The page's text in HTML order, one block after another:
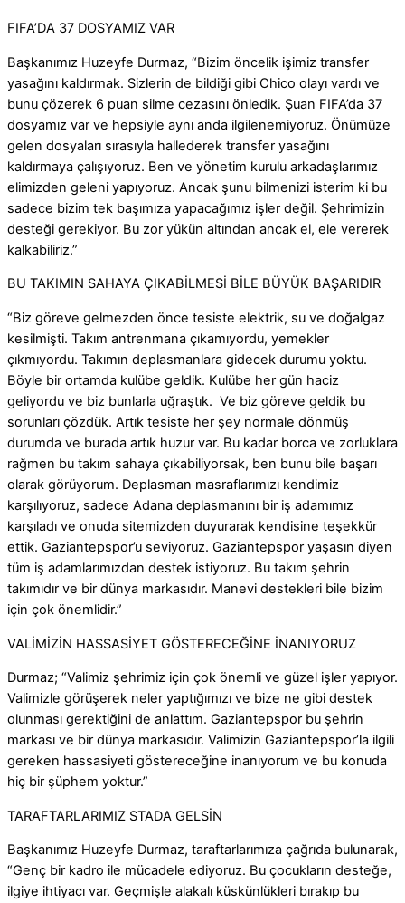
FIFA’DA 37 DOSYAMIZ VAR
Başkanımız Huzeyfe Durmaz, “Bizim öncelik işimiz transfer
yasağını kaldırmak. Sizlerin de bildiği gibi Chico olayı vardı ve
bunu çözerek 6 puan silme cezasını önledik. Şuan FIFA’da 37
dosyamız var ve hepsiyle aynı anda ilgilenemiyoruz. Önümüze
gelen dosyaları sırasıyla hallederek transfer yasağını
kaldırmaya çalışıyoruz. Ben ve yönetim kurulu arkadaşlarımız
elimizden geleni yapıyoruz. Ancak şunu bilmenizi isterim ki bu
sadece bizim tek başımıza yapacağımız işler değil. Şehrimizin
desteği gerekiyor. Bu zor yükün altından ancak el, ele vererek
kalkabiliriz.”
BU TAKIMIN SAHAYA ÇIKABİLMESİ BİLE BÜYÜK BAŞARIDIR
“Biz göreve gelmezden önce tesiste elektrik, su ve doğalgaz
kesilmişti. Takım antrenmana çıkamıyordu, yemekler
çıkmıyordu. Takımın deplasmanlara gidecek durumu yoktu.
Böyle bir ortamda kulübe geldik. Kulübe her gün haciz
geliyordu ve biz bunlarla uğraştık. Ve biz göreve geldik bu
sorunları çözdük. Artık tesiste her şey normale dönmüş
durumda ve burada artık huzur var. Bu kadar borca ve zorluklara
rağmen bu takım sahaya çıkabiliyorsak, ben bunu bile başarı
olarak görüyorum. Deplasman masraflarımızı kendimiz
karşılıyoruz, sadece Adana deplasmanını bir iş adamımız
karşıladı ve onuda sitemizden duyurarak kendisine teşekkür
ettik. Gaziantepspor’u seviyoruz. Gaziantepspor yaşasın diyen
tüm iş adamlarımızdan destek istiyoruz. Bu takım şehrin
takımıdır ve bir dünya markasıdır. Manevi destekleri bile bizim
için çok önemlidir.”
VALİMİZİN HASSASİYET GÖSTERECEĞİNE İNANIYORUZ
Durmaz; “Valimiz şehrimiz için çok önemli ve güzel işler yapıyor.
Valimizle görüşerek neler yaptığımızı ve bize ne gibi destek
olunması gerektiğini de anlattım. Gaziantepspor bu şehrin
markası ve bir dünya markasıdır. Valimizin Gaziantepspor’la ilgili
gereken hassasiyeti göstereceğine inanıyorum ve bu konuda
hiç bir şüphem yoktur.”
TARAFTARLARIMIZ STADA GELSİN
Başkanımız Huzeyfe Durmaz, taraftarlarımıza çağrıda bulunarak,
“Genç bir kadro ile mücadele ediyoruz. Bu çocukların desteğe,
ilgiye ihtiyacı var. Geçmişle alakalı küskünlükleri bırakıp bu